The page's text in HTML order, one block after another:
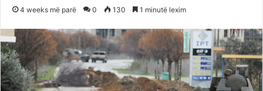
4 weeks më parë 0 130 1 minutë lexim